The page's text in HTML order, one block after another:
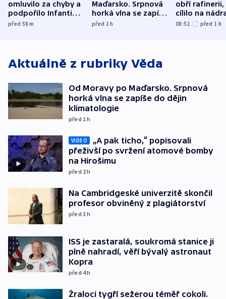
omluvilo za chyby a
podpořilo Infantina.
UEFA trvá na
před 58m
Maďarsko. Srpnová
horká vlna se zapíše
do dějin
před 1h
obří rafinerii,
cílilo na
autobus
08:52 před 1 h
Aktuálně z rubriky Věda
Od Moravy po Maďarsko. Srpnová
horká vlna se zapíše do dějin
klimatologie
před 1h
VIDEO
„A pak ticho,“ popisovali
přeživší po svržení atomové bomby
na Hirošimu
před 2h
Na Cambridgeské univerzitě skončil
profesor obviněný z plagiátorství
před 3h
ISS je zastaralá, soukromá stanice ji
plně nahradí, věří bývalý astronaut
Kopra
před 4h
Žraloci tygří sežerou téměř cokoli.